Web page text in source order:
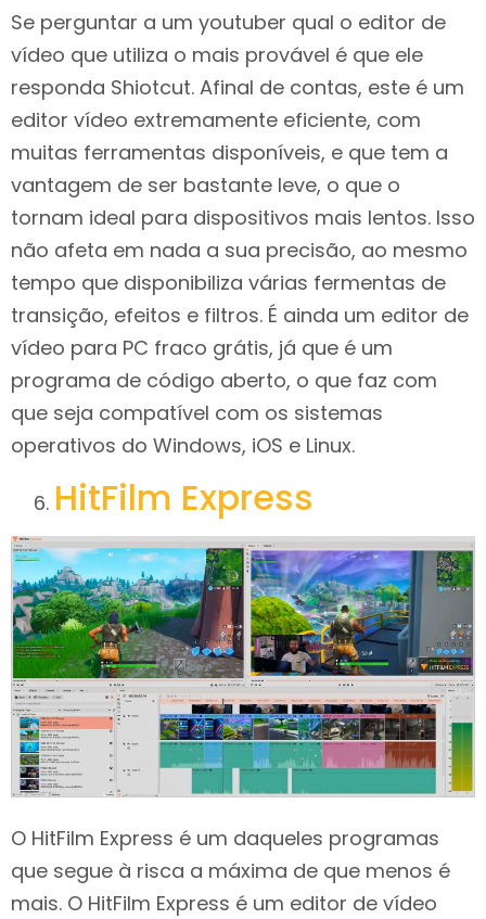
Se perguntar a um youtuber qual o editor de
vídeo que utiliza o mais provável é que ele
responda Shiotcut. Afinal de contas, este é um
editor vídeo extremamente eficiente, com
muitas ferramentas disponíveis, e que tem a
vantagem de ser bastante leve, o que o
tornam ideal para dispositivos mais lentos. Isso
não afeta em nada a sua precisão, ao mesmo
tempo que disponibiliza várias fermentas de
transição, efeitos e filtros. É ainda um editor de
vídeo para PC fraco grátis, já que é um
programa de código aberto, o que faz com
que seja compatível com os sistemas
operativos do Windows, iOS e Linux.
HitFilm Express
O HitFilm Express é um daqueles programas
que segue à risca a máxima de que menos é
mais. O HitFilm Express é um editor de vídeo